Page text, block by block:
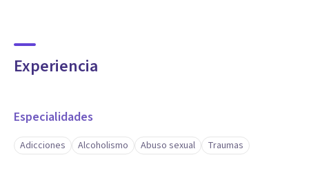
Experiencia
Especialidades
Adicciones Alcoholismo Abuso sexual Traumas